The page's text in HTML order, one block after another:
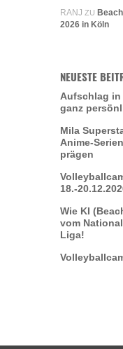
RANJ ZU
2026 in Köln
NEUESTE
Aufschlag in
ganz
Mila
Anime-
prägen
18.-
Wie KI
vom
Liga!